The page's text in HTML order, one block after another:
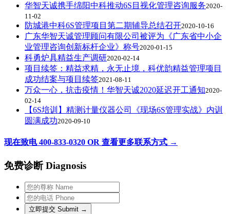
华智天诚携手绵阳中科推动6S目视化管理咨询服务2020-
11-02
防城港中科6S管理项目第二期辅导总结召开2020-10-16
广东华智天诚管理顾问有限公司被评为《广东省中小企
业管理咨询创新标杆企业》称号2020-01-15
科勇炉具精益生产调研2020-02-14
项目续签：精益求精，永无止境，科优韵精益管理项目
成功结案与项目续签2021-08-11
万众一心，抗击疫情！华智天诚2020延迟开工通知2020-
02-14
【6S培训】精测计量仪器公司《现场6S管理实战》内训
圆满成功2020-09-10
现在致电 400-833-0320 OR 查看更多联系方式 →
免费诊断 Diagnosis